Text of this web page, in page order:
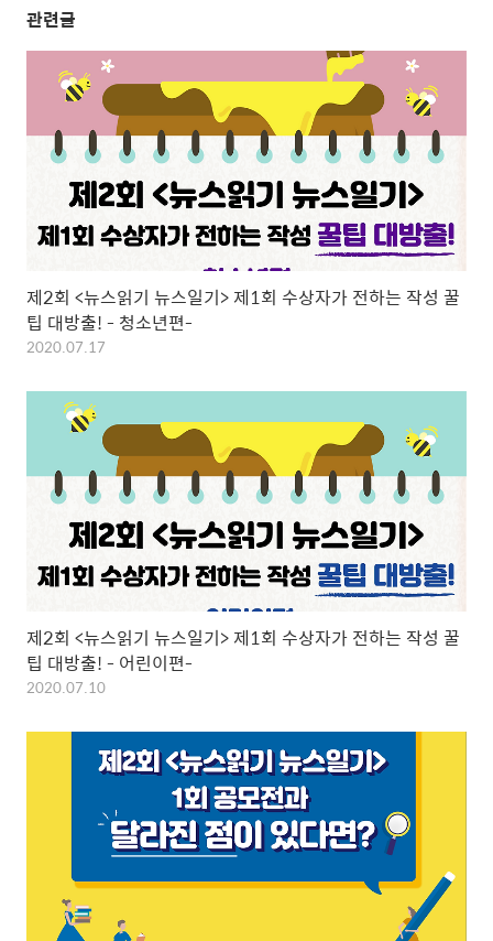
관련글
제2회 <뉴스읽기 뉴스일기> 제1회 수상자가 전하는 작성 꿀
팁 대방출! - 청소년편-
2020.07.17
제2회 <뉴스읽기 뉴스일기> 제1회 수상자가 전하는 작성 꿀
팁 대방출! - 어린이편-
2020.07.10